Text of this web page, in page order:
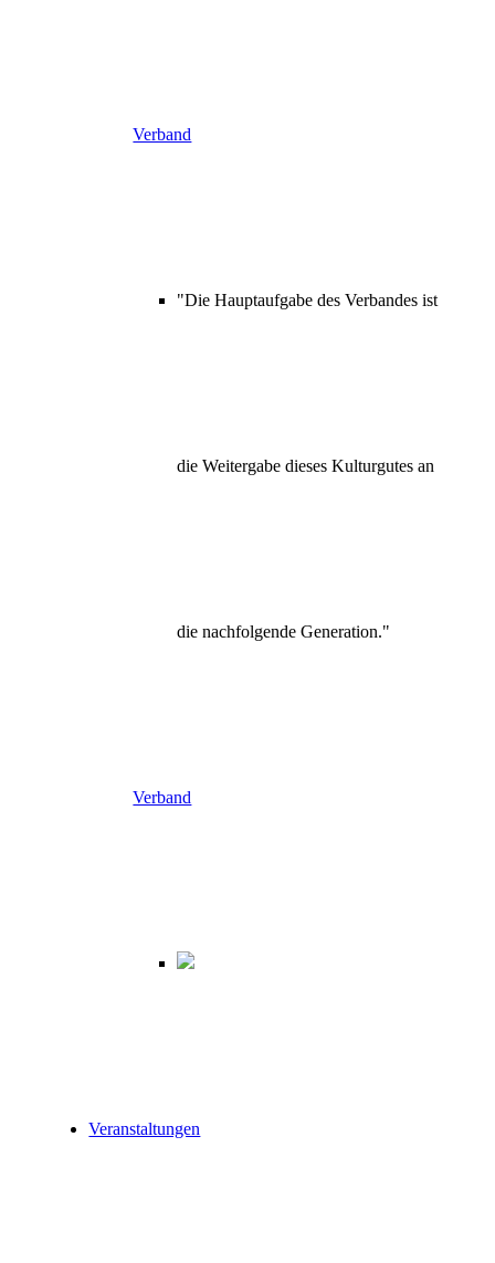
Verband
"Die Hauptaufgabe des Verbandes ist
die Weitergabe dieses Kulturgutes an
die nachfolgende Generation."
Verband
Veranstaltungen